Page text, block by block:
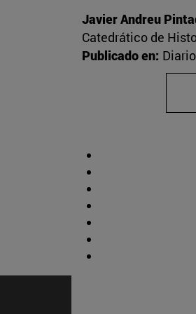
Javier Andreu
Catedrático de
Publicado en: